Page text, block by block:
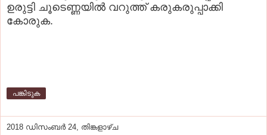
ഉരുട്ടി ചൂടെണ്ണയില്‍ വറുത്ത് കരുകരുപ്പാക്കി
കോരുക.
പങ്കിടുക
2018 ഡിസംബർ 24, തിങ്കളാഴ്‌ച